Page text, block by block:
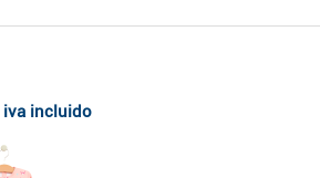
iva incluido